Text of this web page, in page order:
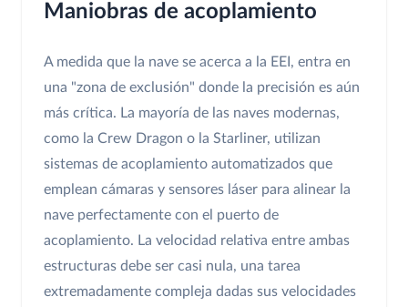
Maniobras de acoplamiento
A medida que la nave se acerca a la EEI, entra en
una "zona de exclusión" donde la precisión es aún
más crítica. La mayoría de las naves modernas,
como la Crew Dragon o la Starliner, utilizan
sistemas de acoplamiento automatizados que
emplean cámaras y sensores láser para alinear la
nave perfectamente con el puerto de
acoplamiento. La velocidad relativa entre ambas
estructuras debe ser casi nula, una tarea
extremadamente compleja dadas sus velocidades